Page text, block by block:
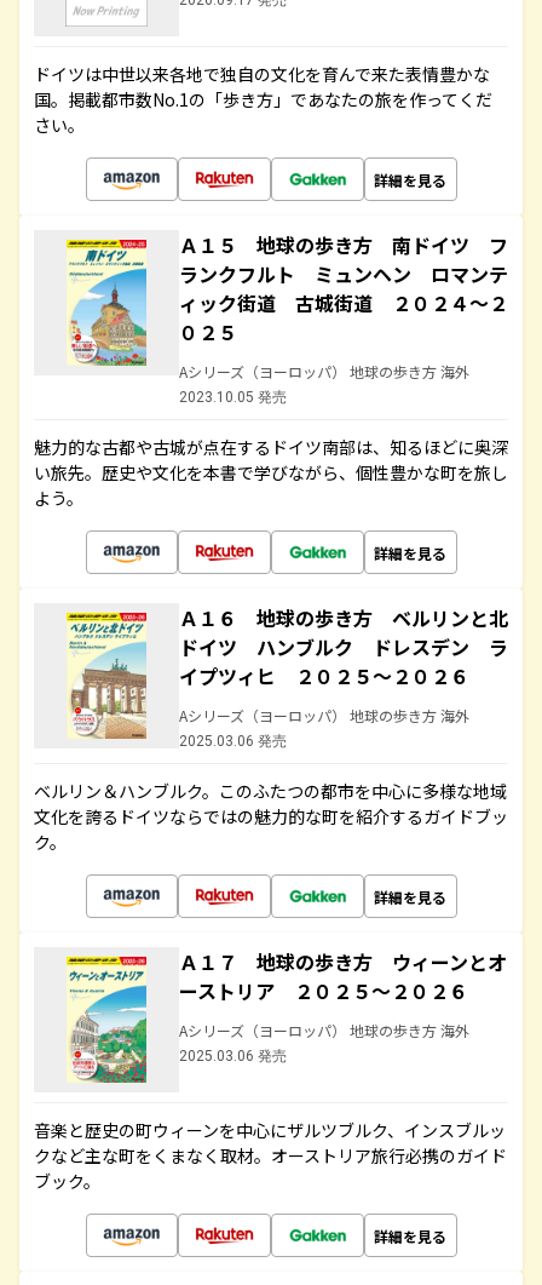
ドイツは中世以来各地で独自の文化を育んで来た表情豊かな
国。掲載都市数No.1の「歩き方」であなたの旅を作ってくだ
さい。
詳細を見る
Ａ１５ 地球の歩き方 南ドイツ フ
ランクフルト ミュンヘン ロマンテ
ィック街道 古城街道 ２０２４～２
０２５
Aシリーズ（ヨーロッパ） 地球の歩き方 海外
2023.10.05 発売
魅力的な古都や古城が点在するドイツ南部は、知るほどに奥深
い旅先。歴史や文化を本書で学びながら、個性豊かな町を旅し
よう。
詳細を見る
Ａ１６ 地球の歩き方 ベルリンと北
ドイツ ハンブルク ドレスデン ラ
イプツィヒ ２０２５～２０２６
Aシリーズ（ヨーロッパ） 地球の歩き方 海外
2025.03.06 発売
ベルリン＆ハンブルク。このふたつの都市を中心に多様な地域
文化を誇るドイツならではの魅力的な町を紹介するガイドブッ
ク。
詳細を見る
Ａ１７ 地球の歩き方 ウィーンとオ
ーストリア ２０２５～２０２６
Aシリーズ（ヨーロッパ） 地球の歩き方 海外
2025.03.06 発売
音楽と歴史の町ウィーンを中心にザルツブルク、インスブルッ
クなど主な町をくまなく取材。オーストリア旅行必携のガイド
ブック。
詳細を見る